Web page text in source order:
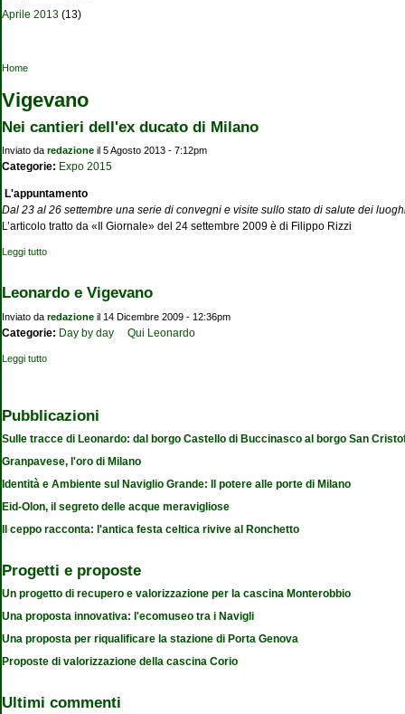
Aprile 2013 (13)
Tu sei qui
Home
Vigevano
Nei cantieri dell'ex ducato di Milano
Inviato da redazione il 5 Agosto 2013 - 7:12pm
Categorie: Expo 2015
L'appuntamento
Dal 23 al 26 settembre una serie di convegni e visite sullo stato di salute dei
L’articolo tratto da «Il Giornale» del 24 settembre 2009 è di Filippo Rizzi
Leggi tutto
Leonardo e Vigevano
Inviato da redazione il 14 Dicembre 2009 - 12:36pm
Categorie: Day by day Qui Leonardo
Leggi tutto
Pubblicazioni
Sulle tracce di Leonardo: dal borgo Castello di Buccinasco al borgo San
Granpavese, l'oro di Milano
Identità e Ambiente sul Naviglio Grande: Il potere alle porte di Milano
Eid-Olon, il segreto delle acque meravigliose
Il ceppo racconta: l'antica festa celtica rivive al Ronchetto
Progetti e proposte
Un progetto di recupero e valorizzazione per la cascina Monterobbio
Una proposta innovativa: l'ecomuseo tra i Navigli
Una proposta per riqualificare la stazione di Porta Genova
Proposte di valorizzazione della cascina Corio
Ultimi commenti